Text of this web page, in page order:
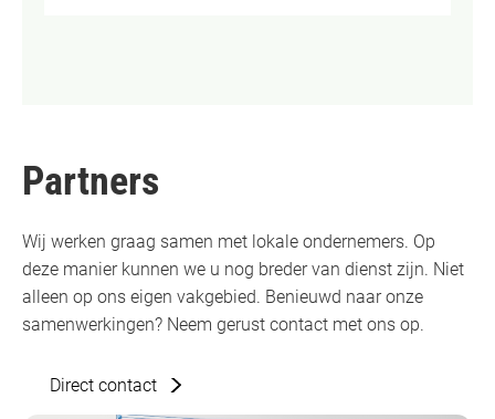
Partners
Wij werken graag samen met lokale ondernemers. Op
deze manier kunnen we u nog breder van dienst zijn. Niet
alleen op ons eigen vakgebied. Benieuwd naar onze
samenwerkingen? Neem gerust contact met ons op.
Direct contact